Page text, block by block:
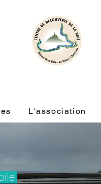
L'association